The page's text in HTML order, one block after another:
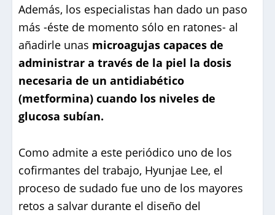
Además, los especialistas han dado un paso
más -éste de momento sólo en ratones- al
añadirle unas microagujas capaces de
administrar a través de la piel la dosis
necesaria de un antidiabético
(metformina) cuando los niveles de
glucosa subían.
Como admite a este periódico uno de los
cofirmantes del trabajo, Hyunjae Lee, el
proceso de sudado fue uno de los mayores
retos a salvar durante el diseño del